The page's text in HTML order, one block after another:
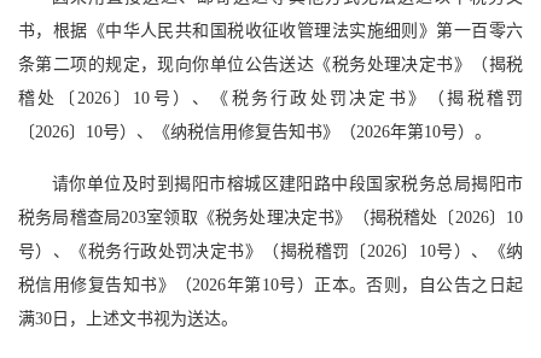
书，根据《中华人民共和国税收征收管理法实施细则》第一百零六
条第二项的规定，现向你单位公告送达《税务处理决定书》（揭税
稽处〔2026〕10号）、《税务行政处罚决定书》（揭税稽罚
〔2026〕10号）、《纳税信用修复告知书》（2026年第10号）。
请你单位及时到揭阳市榕城区建阳路中段国家税务总局揭阳市
税务局稽查局203室领取《税务处理决定书》（揭税稽处〔2026〕10
号）、《税务行政处罚决定书》（揭税稽罚〔2026〕10号）、《纳
税信用修复告知书》（2026年第10号）正本。否则，自公告之日起
满30日，上述文书视为送达。